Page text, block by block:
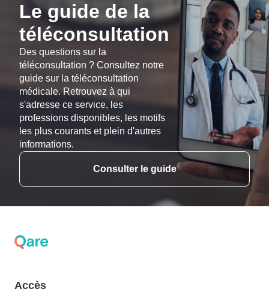
Le guide de la
téléconsultation
Des questions sur la
téléconsultation ? Consultez notre
guide sur la téléconsultation
médicale. Retrouvez à qui
s'adresse ce service, les
professions disponibles, les motifs
les plus courants et plein d'autres
informations.
Consulter le guide
Accès